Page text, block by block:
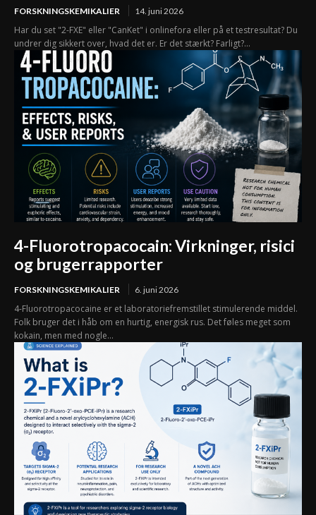
FORSKNINGSKEMIKALIER 14. juni 2026
Har du set "2-FXE" eller "CanKet" i onlinefora eller på et testresultat? Du
undrer dig sikkert over, hvad det er. Er det stærkt? Farligt?...
4-Fluorotropacocain: Virkninger, risici
og brugerrapporter
FORSKNINGSKEMIKALIER 6. juni 2026
4-Fluorotropacocaine er et laboratoriefremstillet stimulerende middel.
Folk bruger det i håb om en hurtig, energisk rus. Det føles meget som
kokain, men med nogle...